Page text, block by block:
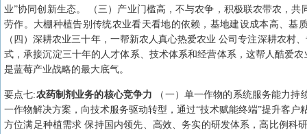
业”协同创新生态。 （三）产业门槛高，不与农争，积极联农带农，
劳作。大棚种植告别传统农业看天看地的依赖，基地建设成本高、
（四）深耕农业三十年，一帮新农人真心热爱农业 公司专注深耕农
式，承接沉淀三十年的人才体系、技术体系和经营体系，这帮人酷爱
是蓝莓产业战略的最大底气。
要点七:农药制剂业务的核心竞争力
（一）单一作物的系统服务能力
一作物解决方案，向技术服务驱动转型，通过“技术赋能终端”提升客
方位满足种植需求 保持国内领先、高效、务实的研发体系，高比例科